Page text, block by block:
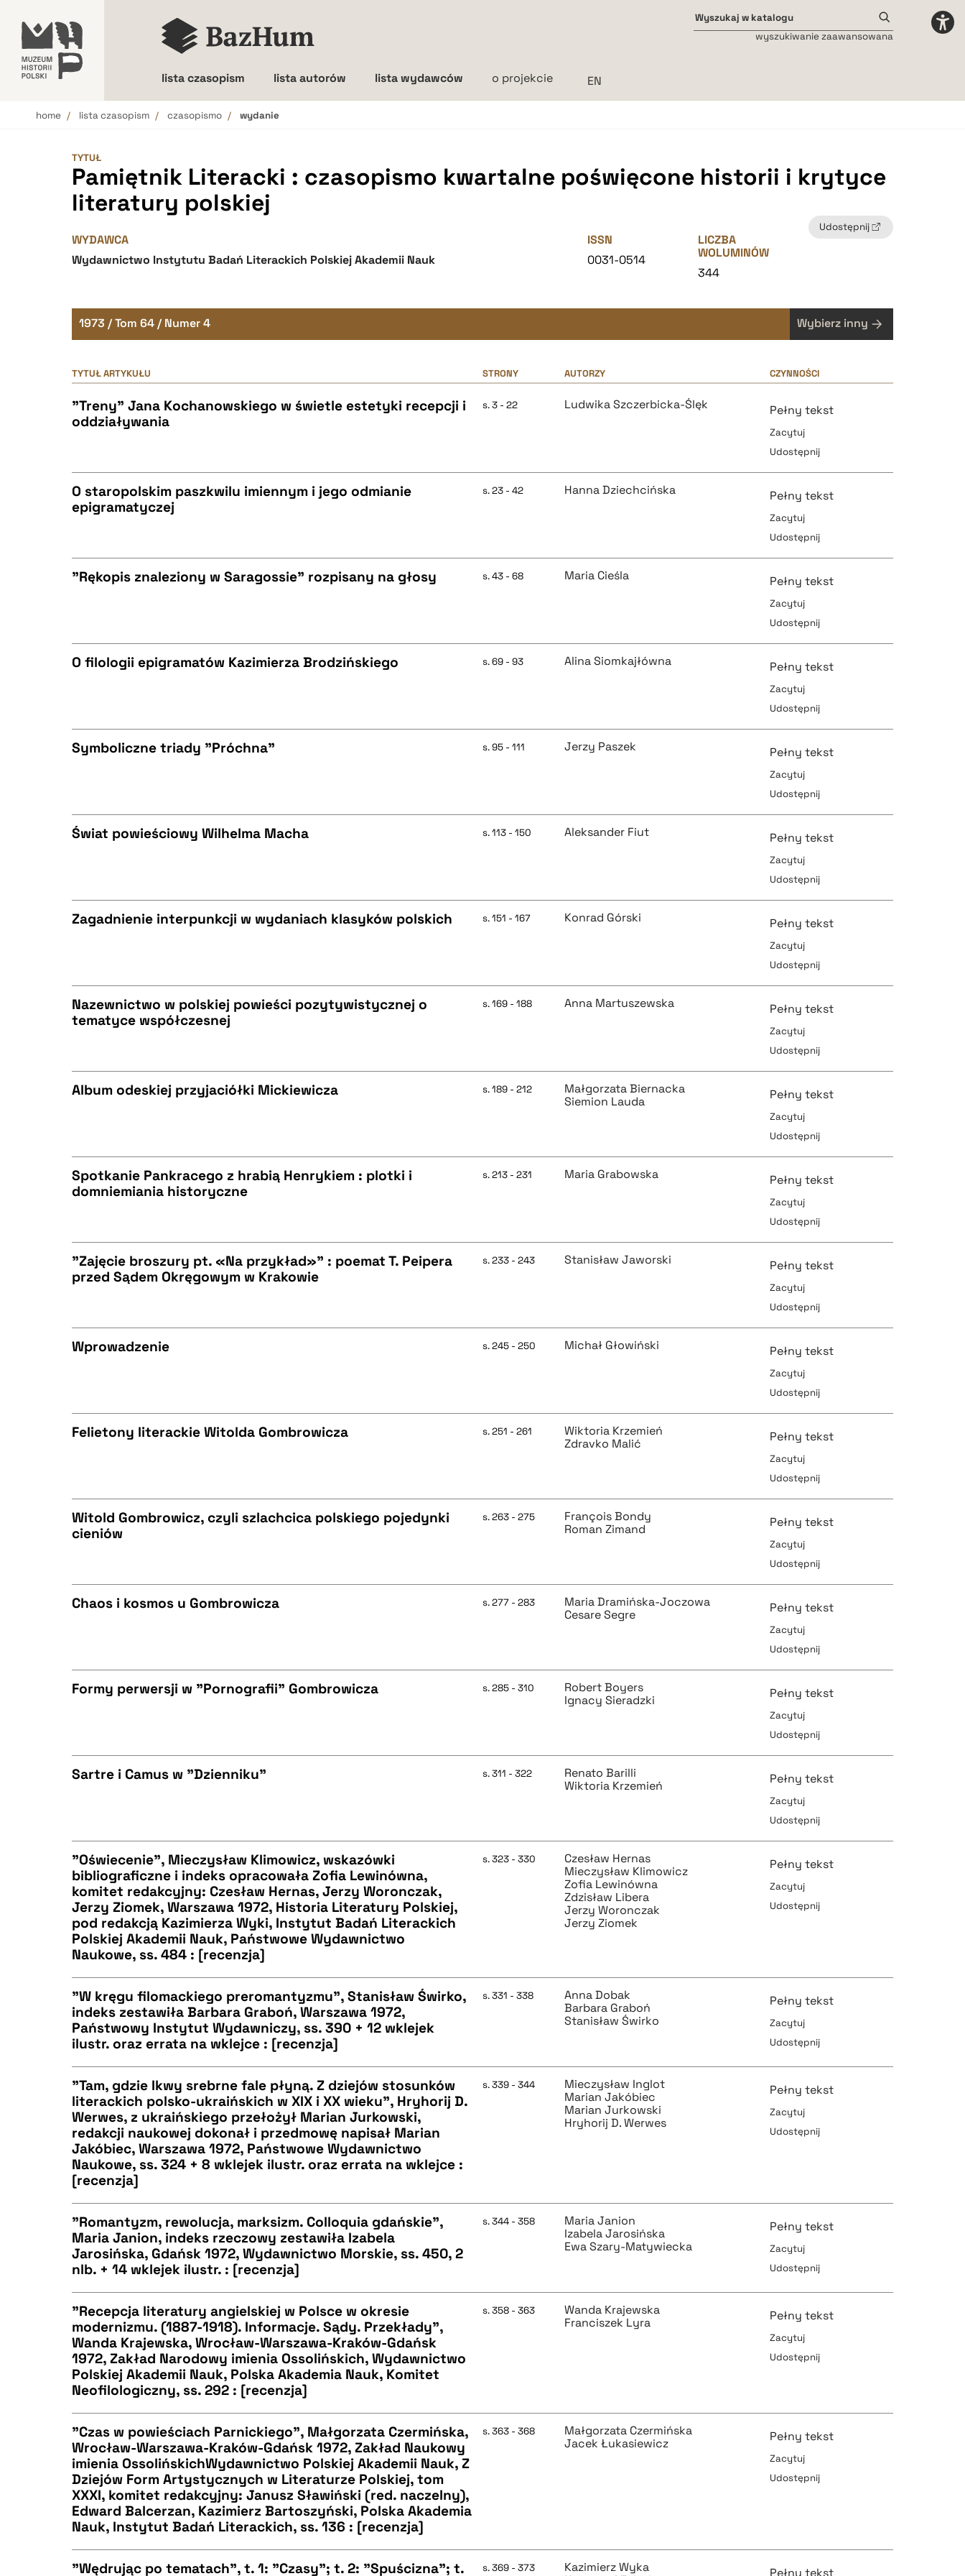
lista czasopism lista autorów lista wydawców o projekcie
wyszukiwanie zaawansowana
home lista czasopism czasopismo wydanie
TYTUŁ
Pamiętnik Literacki : czasopismo kwartalne poświęcone historii i krytyce
literatury polskiej
Udostępnij
WYDAWCA
Wydawnictwo Instytutu Badań Literackich Polskiej Akademii Nauk
ISSN
0031-0514
LICZBA
WOLUMINÓW
344
1973 / Tom 64 / Numer 4 Wybierz inny
TYTUŁ ARTYKUŁU STRONY AUTORZY CZYNNOŚCI
"Treny" Jana Kochanowskiego w świetle estetyki recepcji i
oddziaływania
s. 3 - 22 Ludwika Szczerbicka-Ślęk Pełny tekst
Zacytuj
Udostępnij
pobierz cytat
O staropolskim paszkwilu imiennym i jego odmianie
epigramatyczej
s. 23 - 42 Hanna Dziechcińska Pełny tekst
Zacytuj
Udostępnij
pobierz cytat
"Rękopis znaleziony w Saragossie" rozpisany na głosy s. 43 - 68 Maria Cieśla Pełny tekst
Zacytuj
Udostępnij
pobierz cytat
O filologii epigramatów Kazimierza Brodzińskiego s. 69 - 93 Alina Siomkajłówna Pełny tekst
Zacytuj
Udostępnij
pobierz cytat
Symboliczne triady "Próchna" s. 95 - 111 Jerzy Paszek Pełny tekst
Zacytuj
Udostępnij
pobierz cytat
Świat powieściowy Wilhelma Macha s. 113 - 150 Aleksander Fiut Pełny tekst
Zacytuj
Udostępnij
pobierz cytat
Zagadnienie interpunkcji w wydaniach klasyków polskich s. 151 - 167 Konrad Górski Pełny tekst
Zacytuj
Udostępnij
pobierz cytat
Nazewnictwo w polskiej powieści pozytywistycznej o
tematyce współczesnej
s. 169 - 188 Anna Martuszewska Pełny tekst
Zacytuj
Udostępnij
pobierz cytat
Album odeskiej przyjaciółki Mickiewicza s. 189 - 212
Małgorzata Biernacka
Siemion Lauda
Pełny tekst
Zacytuj
Udostępnij
pobierz cytat
Spotkanie Pankracego z hrabią Henrykiem : plotki i
domniemiania historyczne
s. 213 - 231 Maria Grabowska Pełny tekst
Zacytuj
Udostępnij
pobierz cytat
"Zajęcie broszury pt. «Na przykład»" : poemat T. Peipera
przed Sądem Okręgowym w Krakowie
s. 233 - 243 Stanisław Jaworski Pełny tekst
Zacytuj
Udostępnij
pobierz cytat
Wprowadzenie s. 245 - 250 Michał Głowiński Pełny tekst
Zacytuj
Udostępnij
pobierz cytat
Felietony literackie Witolda Gombrowicza s. 251 - 261
Wiktoria Krzemień
Zdravko Malić
Pełny tekst
Zacytuj
Udostępnij
pobierz cytat
Witold Gombrowicz, czyli szlachcica polskiego pojedynki
cieniów
s. 263 - 275
François Bondy
Roman Zimand
Pełny tekst
Zacytuj
Udostępnij
pobierz cytat
Chaos i kosmos u Gombrowicza s. 277 - 283
Maria Dramińska-Joczowa
Cesare Segre
Pełny tekst
Zacytuj
Udostępnij
pobierz cytat
Formy perwersji w "Pornografii" Gombrowicza s. 285 - 310
Robert Boyers
Ignacy Sieradzki
Pełny tekst
Zacytuj
Udostępnij
pobierz cytat
BIBTEX
Sartre i Camus w "Dzienniku" s. 311 - 322
Renato Barilli
Wiktoria Krzemień
Pełny tekst
Zacytuj
Udostępnij
CZYSTY TEKST
BIBTEX
pobierz cytat
"Oświecenie", Mieczysław Klimowicz, wskazówki
bibliograficzne i indeks opracowała Zofia Lewinówna,
komitet redakcyjny: Czesław Hernas, Jerzy Woronczak,
Jerzy Ziomek, Warszawa 1972, Historia Literatury Polskiej,
pod redakcją Kazimierza Wyki, Instytut Badań Literackich
Polskiej Akademii Nauk, Państwowe Wydawnictwo
Naukowe, ss. 484 : [recenzja]
s. 323 - 330
Czesław Hernas
Mieczysław Klimowicz
Zofia Lewinówna
Zdzisław Libera
Jerzy Woronczak
Jerzy Ziomek
Pełny tekst
Zacytuj
Udostępnij
CZYSTY TEKST
pobierz cytat
BIBTEX
pobierz cytat
"W kręgu filomackiego preromantyzmu", Stanisław Świrko,
indeks zestawiła Barbara Graboń, Warszawa 1972,
Państwowy Instytut Wydawniczy, ss. 390 + 12 wklejek
ilustr. oraz errata na wklejce : [recenzja]
s. 331 - 338
Anna Dobak
Barbara Graboń
Stanisław Świrko
Pełny tekst
Zacytuj
Udostępnij
CZYSTY TEKST
BIBTEX
pobierz cytat
"Tam, gdzie Ikwy srebrne fale płyną. Z dziejów stosunków
literackich polsko-ukraińskich w XIX i XX wieku", Hryhorij D.
Werwes, z ukraińskiego przełożył Marian Jurkowski,
redakcji naukowej dokonał i przedmowę napisał Marian
Jakóbiec, Warszawa 1972, Państwowe Wydawnictwo
Naukowe, ss. 324 + 8 wklejek ilustr. oraz errata na wklejce :
[recenzja]
s. 339 - 344
Mieczysław Inglot
Marian Jakóbiec
Marian Jurkowski
Hryhorij D. Werwes
Pełny tekst
Zacytuj
Udostępnij
CZYSTY TEKST
pobierz cytat
BIBTEX
pobierz cytat
"Romantyzm, rewolucja, marksizm. Colloquia gdańskie",
Maria Janion, indeks rzeczowy zestawiła Izabela
Jarosińska, Gdańsk 1972, Wydawnictwo Morskie, ss. 450, 2
nlb. + 14 wklejek ilustr. : [recenzja]
s. 344 - 358
Maria Janion
Izabela Jarosińska
Ewa Szary-Matywiecka
Pełny tekst
Zacytuj
Udostępnij
CZYSTY TEKST
BIBTEX
pobierz cytat
"Recepcja literatury angielskiej w Polsce w okresie
modernizmu. (1887-1918). Informacje. Sądy. Przekłady",
Wanda Krajewska, Wrocław-Warszawa-Kraków-Gdańsk
1972, Zakład Narodowy imienia Ossolińskich, Wydawnictwo
Polskiej Akademii Nauk, Polska Akademia Nauk, Komitet
Neofilologiczny, ss. 292 : [recenzja]
s. 358 - 363
Wanda Krajewska
Franciszek Lyra
Pełny tekst
Zacytuj
Udostępnij
CZYSTY TEKST
BIBTEX
"Czas w powieściach Parnickiego", Małgorzata Czermińska,
Wrocław-Warszawa-Kraków-Gdańsk 1972, Zakład Naukowy
imienia OssolińskichWydawnictwo Polskiej Akademii Nauk, Z
Dziejów Form Artystycznych w Literaturze Polskiej, tom
XXXI, komitet redakcyjny: Janusz Sławiński (red. naczelny),
Edward Balcerzan, Kazimierz Bartoszyński, Polska Akademia
Nauk, Instytut Badań Literackich, ss. 136 : [recenzja]
s. 363 - 368
Małgorzata Czermińska
Jacek Łukasiewicz
Pełny tekst
Zacytuj
Udostępnij
"Wędrując po tematach", t. 1: "Czasy"; t. 2: "Spuścizna"; t.
s. 369 - 373
Kazimierz Wyka
Pełny tekst